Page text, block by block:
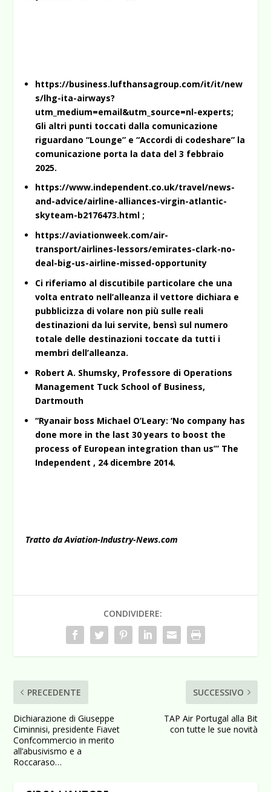
https://business.lufthansagroup.com/it/it/new
s/lhg-ita-airways?
utm_medium=email&utm_source=nl-experts;
Gli altri punti toccati dalla comunicazione
riguardano “Lounge” e “Accordi di codeshare” la
comunicazione porta la data del 3 febbraio
2025.
https://www.independent.co.uk/travel/news-
and-advice/airline-alliances-virgin-atlantic-
skyteam-b2176473.html ;
https://aviationweek.com/air-
transport/airlines-lessors/emirates-clark-no-
deal-big-us-airline-missed-opportunity
Ci riferiamo al discutibile particolare che una
volta entrato nell’alleanza il vettore dichiara e
pubblicizza di volare non più sulle reali
destinazioni da lui servite, bensì sul numero
totale delle destinazioni toccate da tutti i
membri dell’alleanza.
Robert A. Shumsky, Professore di Operations
Management Tuck School of Business,
Dartmouth
“Ryanair boss Michael O’Leary: ‘No company has
done more in the last 30 years to boost the
process of European integration than us’” The
Independent , 24 dicembre 2014.
Tratto daAviation-Industry-News.com
CONDIVIDERE:
PRECEDENTE
Dichiarazione di Giuseppe
Ciminnisi, presidente Fiavet
Confcommercio in merito
all’abusivismo e a
Roccaraso…
SUCCESSIVO
TAP Air Portugal alla Bit
con tutte le sue novità